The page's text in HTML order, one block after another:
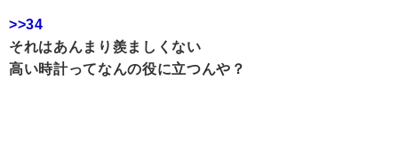
>>34
それはあんまり羨ましくない
高い時計ってなんの役に立つんや？